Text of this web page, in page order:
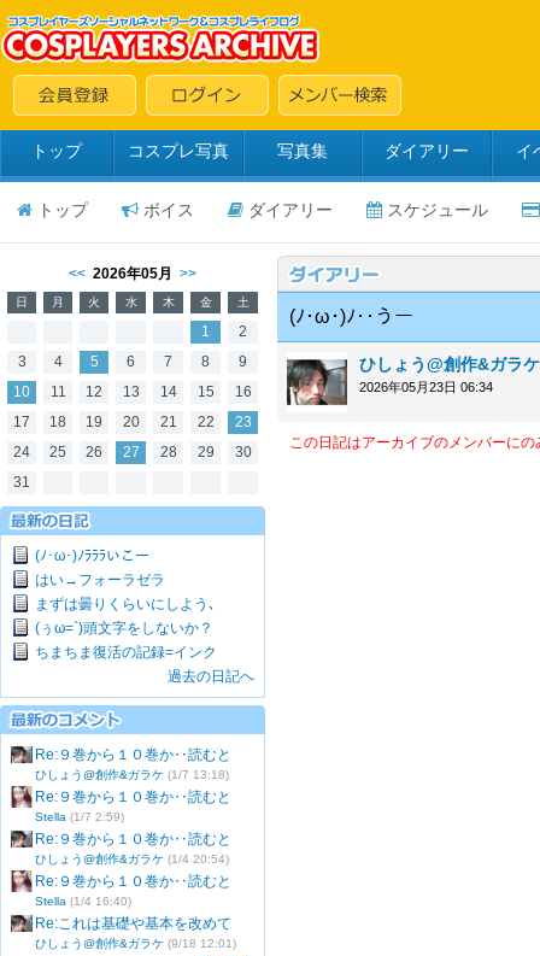
トップ コスプレ写真 写真集 ダイアリー イ
トップ ボイス ダイアリー スケジュール
<< 2026年05月 >>
日 月 火 水 木 金 土
1
2
3
4 5 6 7 8
9
10
11 12 13 14 15
16
17
18 19 20 21 22
23
24
25 26 27 28 29
30
31
(ﾉ･ω･)ﾉﾗﾗﾗいこー
はい→フォーラゼラ
まずは曇りくらいにしよう､
(ぅω=`)頭文字をしないか？
ちまちま復活の記録=インク
過去の日記へ
Re:９巻から１０巻か‥読むと
ひしょう@創作&ガラケ (1/7 13:18)
Re:９巻から１０巻か‥読むと
Stella (1/7 2:59)
Re:９巻から１０巻か‥読むと
ひしょう@創作&ガラケ (1/4 20:54)
Re:９巻から１０巻か‥読むと
Stella (1/4 16:40)
Re:これは基礎や基本を改めて
ひしょう@創作&ガラケ (9/18 12:01)
(ﾉ･ω･)ﾉ‥うー
ひしょう@創作&ガラ
2026年05月23日 06:34
この日記はアーカイブのメンバーに